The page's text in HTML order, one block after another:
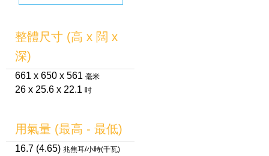
整體尺寸 (高 x 闊 x
深)
661 x 650 x 561 毫米
26 x 25.6 x 22.1 吋
用氣量 (最高 - 最低)
16.7 (4.65) 兆焦耳/小時(千瓦)